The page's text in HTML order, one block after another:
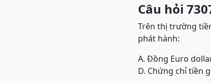
Câu hỏi
Trên thị trường
phát hành:
A. Đồng Euro
D. Chứng chỉ tiền